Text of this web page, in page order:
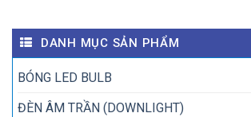
DANH MỤC SẢN PHẨM
BÓNG LED BULB
ĐÈN ÂM TRẦN (DOWNLIGHT)